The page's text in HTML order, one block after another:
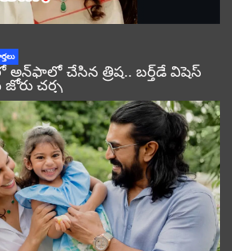
అన్‌ఫాలో చేసిన త్రిష.. బర్త్‌డే విషెస్
జోరు చర్చ